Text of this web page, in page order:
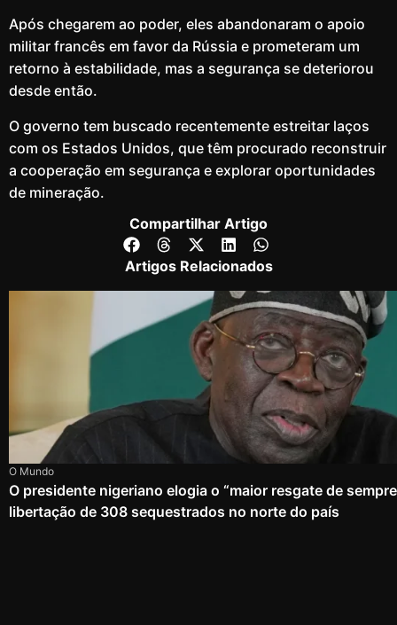
Após chegarem ao poder, eles abandonaram o apoio
militar francês em favor da Rússia e prometeram um
retorno à estabilidade, mas a segurança se deteriorou
desde então.
O governo tem buscado recentemente estreitar laços
com os Estados Unidos, que têm procurado reconstruir
a cooperação em segurança e explorar oportunidades
de mineração.
Compartilhar Artigo
Artigos Relacionados
O Mundo
O presidente nigeriano elogia o “maior resgate de
libertação de 308 sequestrados no norte do país